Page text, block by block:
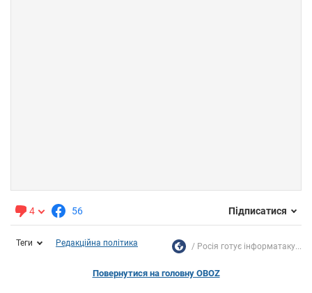
4 56 Підписатися
Теги Редакційна політика Росія готує інформатаку...
Повернутися на головну OBOZ